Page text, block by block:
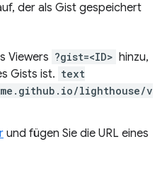
der als Gist gespeichert
Viewers ?gist=<ID> hinzu,
Gists ist. text
lighthouse/v
und fügen Sie die URL eines